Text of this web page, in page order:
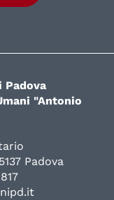
Padova
"Antonio
Padova